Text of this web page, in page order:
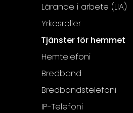
Lärande i arbete (LIA)
Yrkesroller
Tjänster för hemmet
Hemtelefoni
Bredband
Bredbandstelefoni
IP-Telefoni